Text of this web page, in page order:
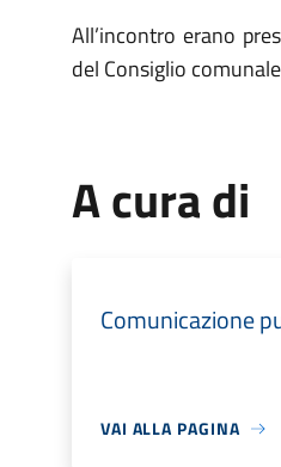
All’incontro erano
del Consiglio
A cura di
Comunicazione
VAI ALLA PAGINA